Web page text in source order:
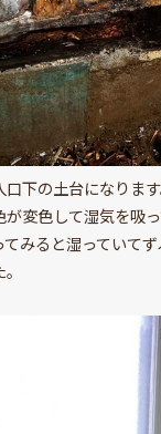
口下の土台になりま
変色して湿気を吸
みると湿っていて